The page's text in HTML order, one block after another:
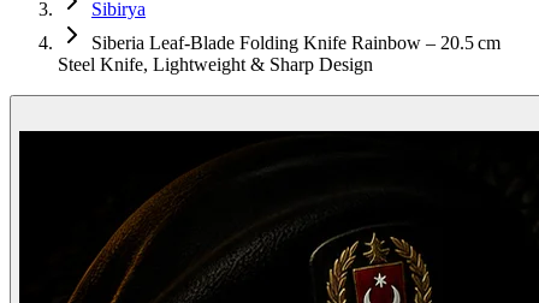
Sibirya
Siberia Leaf‑Blade Folding Knife Rainbow – 20.5 cm
Steel Knife, Lightweight & Sharp Design